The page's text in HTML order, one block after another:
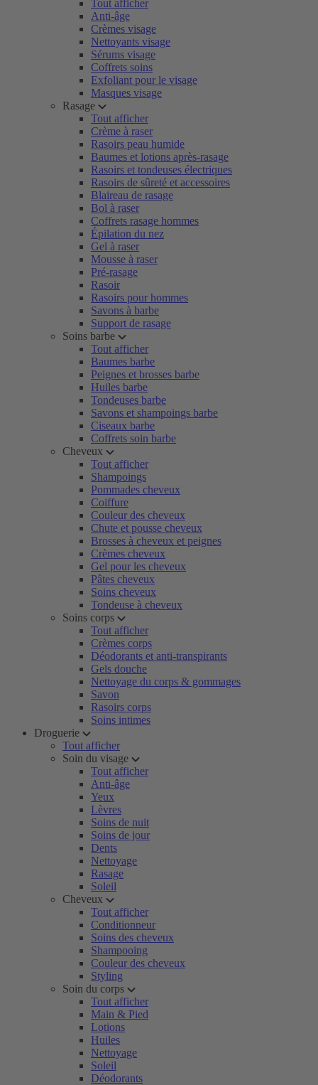
Tout afficher
Anti-âge
Crèmes visage
Nettoyants visage
Sérums visage
Coffrets soins
Exfoliant pour le visage
Masques visage
Rasage
Tout afficher
Crème à raser
Rasoirs peau humide
Baumes et lotions après-rasage
Rasoirs et tondeuses électriques
Rasoirs de sûreté et accessoires
Blaireau de rasage
Bol à raser
Coffrets rasage hommes
Épilation du nez
Gel à raser
Mousse à raser
Pré-rasage
Rasoir
Rasoirs pour hommes
Savons à barbe
Support de rasage
Soins barbe
Tout afficher
Baumes barbe
Peignes et brosses barbe
Huiles barbe
Tondeuses barbe
Savons et shampoings barbe
Ciseaux barbe
Coffrets soin barbe
Cheveux
Tout afficher
Shampoings
Pommades cheveux
Coiffure
Couleur des cheveux
Chute et pousse cheveux
Brosses à cheveux et peignes
Crèmes cheveux
Gel pour les cheveux
Pâtes cheveux
Soins cheveux
Tondeuse à cheveux
Soins corps
Tout afficher
Crèmes corps
Déodorants et anti-transpirants
Gels douche
Nettoyage du corps & gommages
Savon
Rasoirs corps
Soins intimes
Droguerie
Tout afficher
Soin du visage
Tout afficher
Anti-âge
Yeux
Lèvres
Soins de nuit
Soins de jour
Dents
Nettoyage
Rasage
Soleil
Cheveux
Tout afficher
Conditionneur
Soins des cheveux
Shampooing
Couleur des cheveux
Styling
Soin du corps
Tout afficher
Main & Pied
Lotions
Huiles
Nettoyage
Soleil
Déodorants